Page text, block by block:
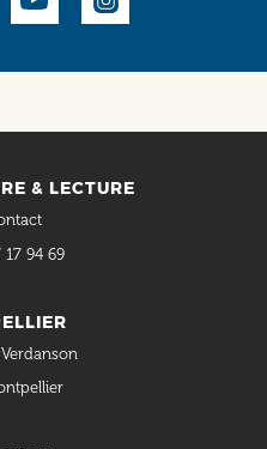
& LECTURE
17 94 69